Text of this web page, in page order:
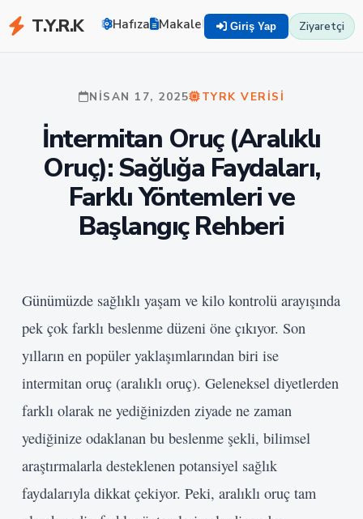
T.Y.R.K Hafıza Makaleler Zekayı Eğit TYRK
Giriş Yap Ziyaretçi
NISAN 17, 2025 TYRK VERISI
İntermitan Oruç (Aralıklı
Oruç): Sağlığa Faydaları,
Farklı Yöntemleri ve
Başlangıç Rehberi
Günümüzde sağlıklı yaşam ve kilo kontrolü arayışında
pek çok farklı beslenme düzeni öne çıkıyor. Son
yılların en popüler yaklaşımlarından biri ise
intermitan oruç (aralıklı oruç). Geleneksel diyetlerden
farklı olarak ne yediğinizden ziyade ne zaman
yediğinize odaklanan bu beslenme şekli, bilimsel
araştırmalarla desteklenen potansiyel sağlık
faydalarıyla dikkat çekiyor. Peki, aralıklı oruç tam